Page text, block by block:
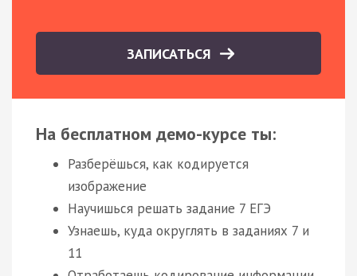
ЗАПИСАТЬСЯ
На бесплатном демо-курсе ты:
Разберёшься, как кодируется
изображение
Научишься решать задание 7 ЕГЭ
Узнаешь, куда округлять в заданиях 7 и
11